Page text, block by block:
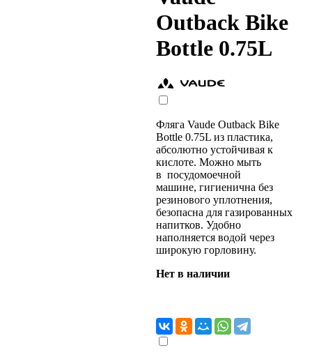
Outback Bike
Bottle 0.75L
Фляга Vaude Outback Bike
Bottle 0.75L из пластика,
абсолютно устойчивая к
кислоте. Можно мыть
в посудомоечной
машине, гигиенична без
резинового уплотнения,
безопасна для газированных
напитков. Удобно
наполняется водой через
широкую горловину.
Нет в наличии